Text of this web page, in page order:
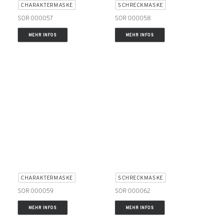
CHARAKTERMASKE
SOR 000057
MEHR INFOS
SCHRECKMASKE
SOR 000058
MEHR INFOS
CHARAKTERMASKE
SOR 000059
MEHR INFOS
SCHRECKMASKE
SOR 000062
MEHR INFOS